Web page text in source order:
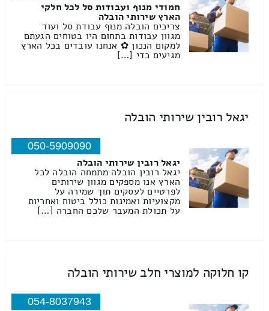
חמודי מנוף ועבודות סל לכל חלקי
הארץ שירותי הובלה
צריכים הובלה מנוף עבודת סל ועוד
מגוון עבודות בתחום היו בטוחים הגעתם
למקום הנכון ✿ אנחנו עובדים בכל הארץ
מגיעים כדי […]
יגאל רובין שירותי הובלה
050-5909090
יגאל רובין שירותי הובלה
יגאל רובין הובלה מתמחה הובלה לכל
הארץ אנו מספקים מגוון שירותים
לפרטיים לעסקים תוך שמירה על
מקצועיות ואמינות כולל ביטוח ואחריות
על תכולת המעבר שלכם החברה […]
קו חלוקה למוצרי חלב שירותי הובלה
054-8037943